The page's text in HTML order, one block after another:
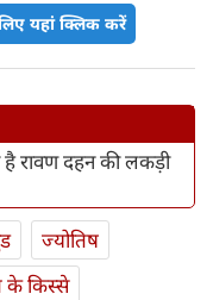
यहां क्लिक करें
रावण दहन की लकड़ी
ज्योतिष
के किस्से